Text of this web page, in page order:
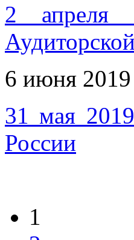
2 апреля
6 июня 2019
31 мая
России
1